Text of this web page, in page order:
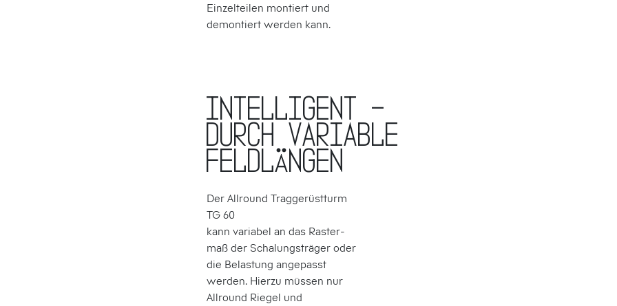
Einzelteilen montiert und
demontiert werden kann.
Intelligent –
durch variable
Feldlängen
Der Allround Trag­gerüst­turm
TG 60
kann variabel an das Raster­
maß der Schalungs­träger oder
die Belastung angepasst
werden. Hierzu müssen nur
Allround Riegel und